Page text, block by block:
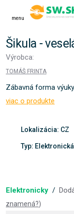
menu
Šikula -
Výrobca:
TOMÁŠ FRINTA
Zábavná forma
viac o produkte
Lokalizácia: CZ
Typ:
Elektronicky /
znamená?)